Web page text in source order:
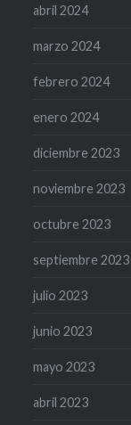
abril 2024
marzo 2024
febrero 2024
enero 2024
diciembre 2023
noviembre 2023
octubre 2023
septiembre 2023
julio 2023
junio 2023
mayo 2023
abril 2023